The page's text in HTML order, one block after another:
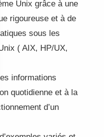
Unix grâce à une
rigoureuse et à de
sous les
( AIX, HP/UX,
informations
quotidienne et à la
d’un